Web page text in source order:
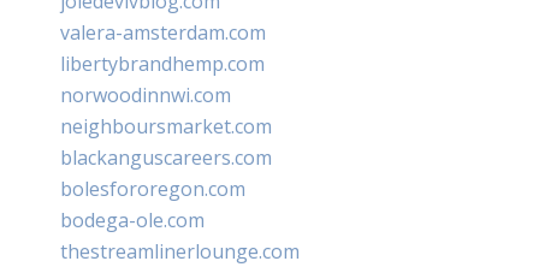
valera-amsterdam.com
libertybrandhemp.com
norwoodinnwi.com
neighboursmarket.com
blackanguscareers.com
bolesfororegon.com
bodega-ole.com
thestreamlinerlounge.com